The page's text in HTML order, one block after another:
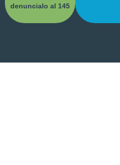
denuncialo al 145